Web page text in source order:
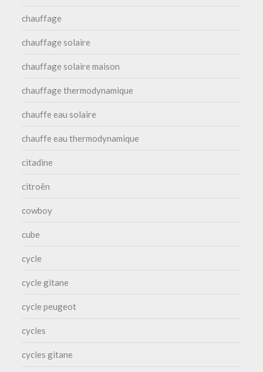
chauffage
chauffage solaire
chauffage solaire maison
chauffage thermodynamique
chauffe eau solaire
chauffe eau thermodynamique
citadine
citroën
cowboy
cube
cycle
cycle gitane
cycle peugeot
cycles
cycles gitane